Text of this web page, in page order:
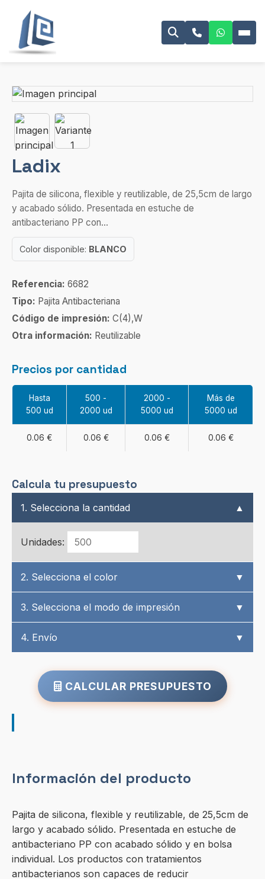
Ladix
Pajita de silicona, flexible y reutilizable, de 25,5cm de largo
y acabado sólido. Presentada en estuche de
antibacteriano PP con...
Color disponible: BLANCO
Referencia: 6682
Tipo: Pajita Antibacteriana
Código de impresión: C(4),W
Otra información: Reutilizable
Precios por cantidad
Hasta
500 ud
500 -
2000 ud
2000 -
5000 ud
Más de
5000 ud
0.06 € 0.06 € 0.06 € 0.06 €
Calcula tu presupuesto
1. Selecciona la cantidad ▲
Unidades:
2. Selecciona el color ▼
3. Selecciona el modo de impresión ▼
4. Envío ▼
CALCULAR PRESUPUESTO
Información del producto
Pajita de silicona, flexible y reutilizable, de 25,5cm de
largo y acabado sólido. Presentada en estuche de
antibacteriano PP con acabado sólido y en bolsa
individual. Los productos con tratamientos
antibacterianos son capaces de reducir